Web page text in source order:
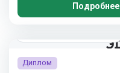
Подробнее
Диплом